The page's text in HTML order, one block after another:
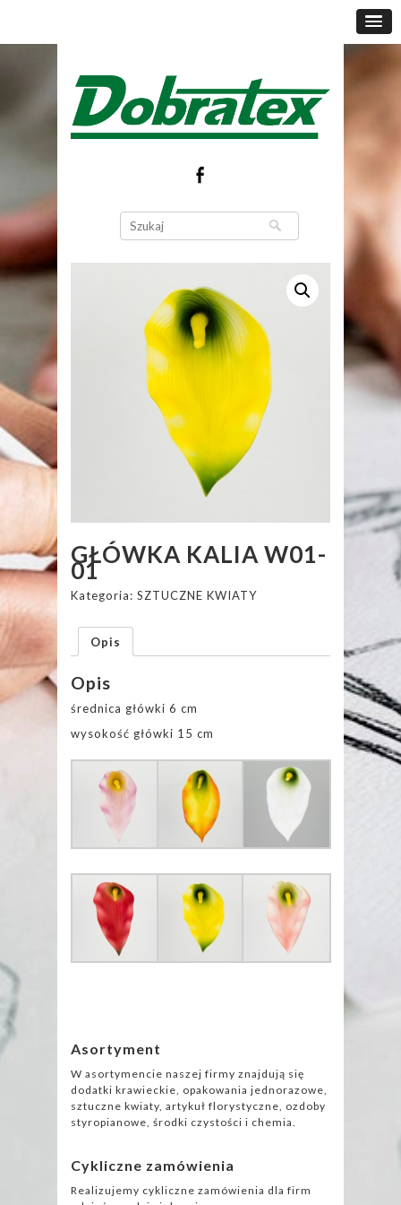
GŁÓWKA KALIA W01-
01
Kategoria: SZTUCZNE KWIATY
Opis
Opis
średnica główki 6 cm
wysokość główki 15 cm
Asortyment
W asortymencie naszej firmy znajdują się
dodatki krawieckie, opakowania jednorazowe,
sztuczne kwiaty, artykuł florystyczne, ozdoby
styropianowe, środki czystości i chemia.
Cykliczne zamówienia
Realizujemy cykliczne zamówienia dla firm